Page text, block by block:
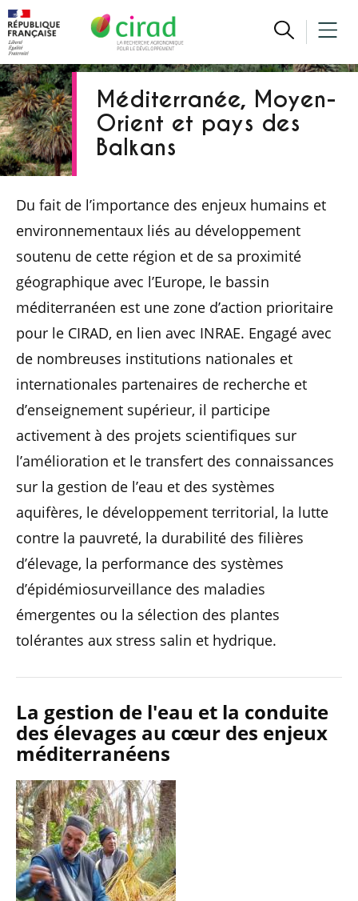
Méditerranée, Moyen-
Orient et pays des
Balkans
Du fait de l’importance des enjeux humains et
environnementaux liés au développement
soutenu de cette région et de sa proximité
géographique avec l’Europe, le bassin
méditerranéen est une zone d’action prioritaire
pour le CIRAD, en lien avec INRAE. Engagé avec
de nombreuses institutions nationales et
internationales partenaires de recherche et
d’enseignement supérieur, il participe
activement à des projets scientifiques sur
l’amélioration et le transfert des connaissances
sur la gestion de l’eau et des systèmes
aquifères, le développement territorial, la lutte
contre la pauvreté, la durabilité des filières
d’élevage, la performance des systèmes
d’épidémiosurveillance des maladies
émergentes ou la sélection des plantes
tolérantes aux stress salin et hydrique.
La gestion de l'eau et la conduite
des élevages au cœur des enjeux
méditerranéens